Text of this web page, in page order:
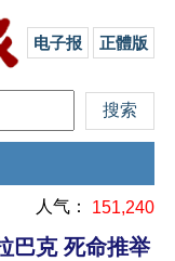
电子报 正體版
人气： 151,240
巴克 死命推举